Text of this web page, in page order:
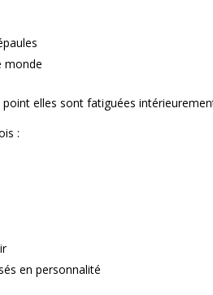
monde
elles sont fatiguées
:
en personnalité